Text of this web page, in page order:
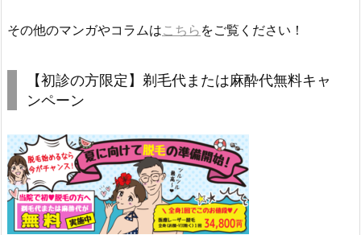
その他のマンガやコラムはこちら をご覧ください！
【初診の方限定】剃毛代または麻酔代無料キャ
ンペーン